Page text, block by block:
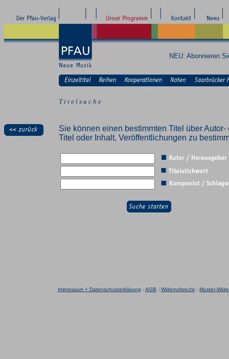
NEU: Abonnieren
T i t e l s u c h e
Sie können einen bestimmten Titel über
Titel oder Inhalt, Veröffentlichungen zu
Impressum + Datenschutzerklärung -AGB - Widerrufsrecht - Muster-